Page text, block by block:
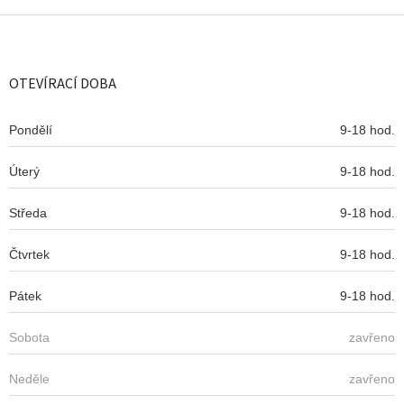
Z
OTEVÍRACÍ DOBA
Pondělí 9-18 hod.
Úterý 9-18 hod.
Středa 9-18 hod.
Čtvrtek 9-18 hod.
Pátek 9-18 hod.
Sobota zavřeno
Neděle zavřeno